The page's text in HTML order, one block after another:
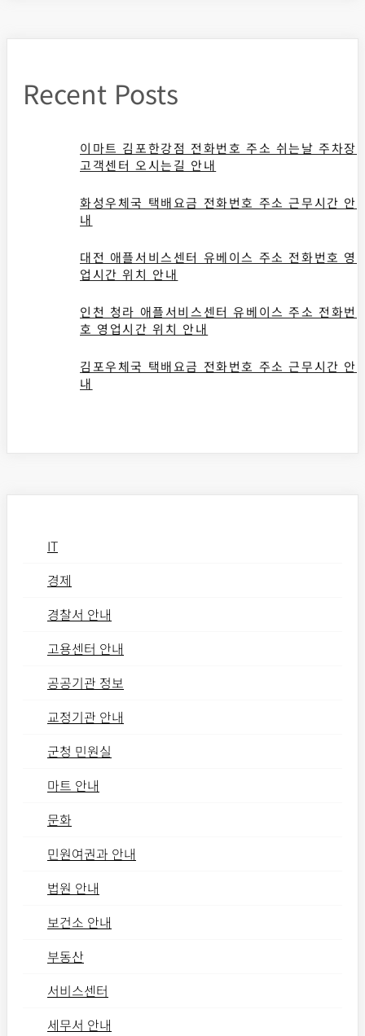
Recent Posts
이마트 김포한강점 전화번호 주소 쉬는날 주차장
고객센터 오시는길 안내
화성우체국 택배요금 전화번호 주소 근무시간 안
내
대전 애플서비스센터 유베이스 주소 전화번호 영
업시간 위치 안내
인천 청라 애플서비스센터 유베이스 주소 전화번
호 영업시간 위치 안내
김포우체국 택배요금 전화번호 주소 근무시간 안
내
IT
경제
경찰서 안내
고용센터 안내
공공기관 정보
교정기관 안내
군청 민원실
마트 안내
문화
민원여권과 안내
법원 안내
보건소 안내
부동산
서비스센터
세무서 안내